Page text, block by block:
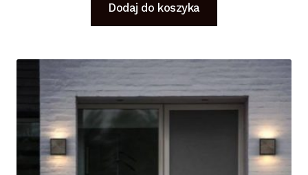
Dodaj do koszyka